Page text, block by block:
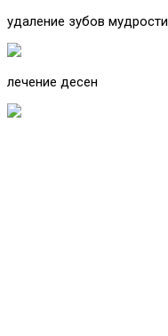
удаление зубов мудрости
лечение десен